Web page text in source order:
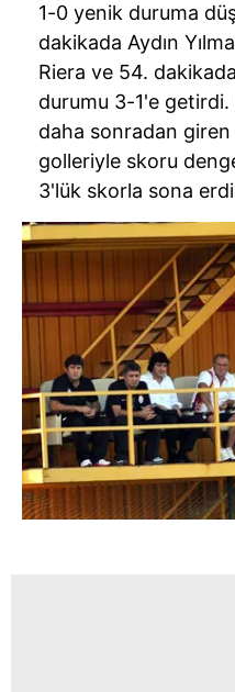
1-0 yenik duruma
dakikada Aydın
Riera ve 54. dakikada
durumu 3-1'e getirdi.
daha sonradan giren
golleriyle skoru
3'lük skorla sona